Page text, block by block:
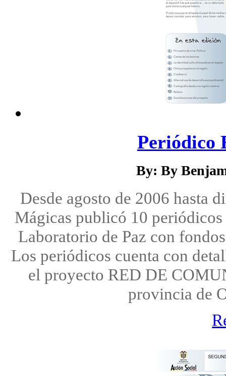
Periódico
By: By
Desde agosto de 2006 hasta
Mágicas publicó 10
Laboratorio de Paz con
Los periódicos cuenta con
el proyecto RED DE
provincia de